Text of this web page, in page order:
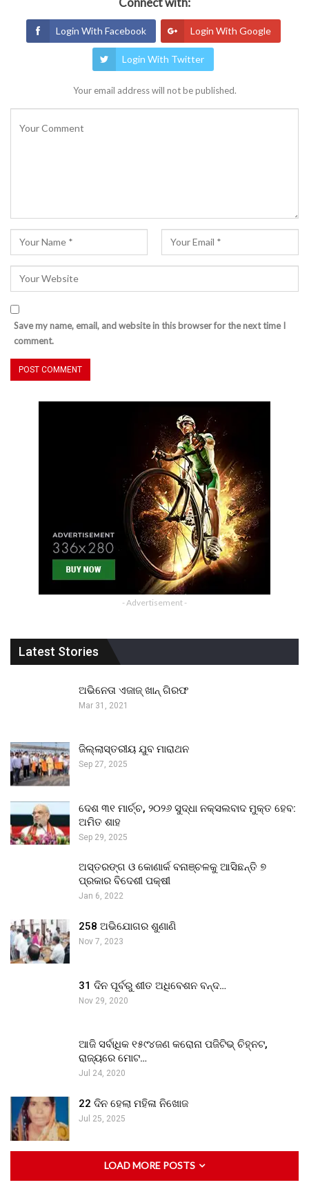
Login With Facebook Login With Google
Login With Twitter
Your email address will not be published.
Save my name, email, and website in this browser for the next time I
comment.
- Advertisement -
Latest Stories
ଅଭିନେତା ଏଜାଜ୍ ଖାନ୍ ଗିରଫ
Mar 31, 2021
ଜିଲ୍ଲାସ୍ତରୀୟ ଯୁବ ମାରାଥନ
Sep 27, 2025
ଦେଶ ୩୧ ମାର୍ଚ୍ଚ, ୨୦୨୬ ସୁଦ୍ଧା ନକ୍ସଲବାଦ ମୁକ୍ତ ହେବ:
ଅମିତ ଶାହ
Sep 29, 2025
ଅସ୍ତରଙ୍ଗ ଓ କୋଣାର୍କ ବନାଞ୍ଚଳକୁ ଆସିଛନ୍ତି ୭
ପ୍ରକାର ବିଦେଶୀ ପକ୍ଷୀ
Jan 6, 2022
258 ଅଭିଯୋଗର ଶୁଣାଣି
Nov 7, 2023
31 ଦିନ ପୂର୍ବରୁ ଶୀତ ଅଧିବେଶନ ବନ୍ଦ…
Nov 29, 2020
ଆଜି ସର୍ବାଧିକ ୧୫୯୪ଜଣ କରୋନା ପଜିଟିଭ୍ ଚିହ୍ନଟ,
ରାଜ୍ୟରେ ମୋଟ…
Jul 24, 2020
22 ଦିନ ହେଲା ମହିଳା ନିଖୋଜ
Jul 25, 2025
LOAD MORE POSTS